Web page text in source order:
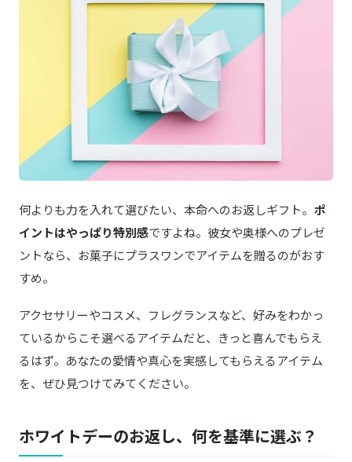
ディオール アディクト リップ グロウ
ポテトチップチョコレート
Moncher／モンシェール
堂島プティロール
Iomante／イオマンテ
horo酔プリン 商品詳細はこちら
TANGLE TEEZER／タングルティーザー
コンパクトスタイラー 商品詳細はこちら
フレーズドゥーブル 北海道苺 商品詳細はこちら
tetta／テッタ
2021 Chardonnay Origine
FLOWERiUM®／フラワリウム
【名入れギフト】toilette 商品詳細はこちら
何よりも力を入れて選びたい、本命へのお返しギフト。 ポ
イントはやっぱり特別感ですよね。彼女や奥様へのプレゼ
ントなら、お菓子にプラスワンでアイテムを贈るのがおす
すめ。
アクセサリーやコスメ、フレグランスなど、好みをわかっ
ているからこそ選べるアイテムだと、きっと喜んでもらえ
るはず。あなたの愛情や真心を実感してもらえるアイテム
を、ぜひ見つけてみてください。
ホワイトデーのお返し、何を基準に選ぶ？